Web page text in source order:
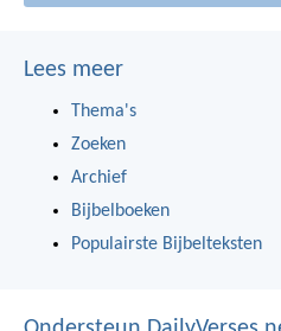
Lees meer
Thema's
Zoeken
Archief
Bijbelboeken
Populairste Bijbelteksten